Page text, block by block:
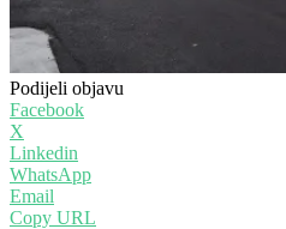
Podijeli objavu
Facebook
X
Linkedin
WhatsApp
Email
Copy URL